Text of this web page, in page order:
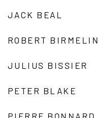
JACK BEAL
ROBERT BIRMELIN
JULIUS BISSIER
PETER BLAKE
PIERRE BONNARD